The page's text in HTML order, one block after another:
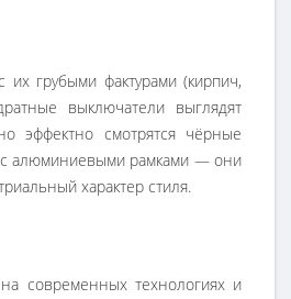
их грубыми фактурами (кирпич,
выключатели выглядят
эффектно смотрятся чёрные
с алюминиевыми рамками — они
характер стиля.
современных технологиях и